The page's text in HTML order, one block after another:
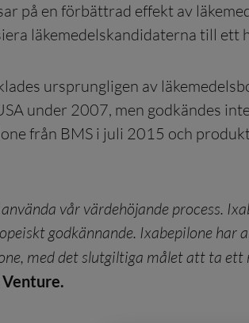
på en förbättrad effekt av
läkemedelskandidaterna till ett
ursprungligen av
under 2007, men godkändes
från BMS i juli 2015 och
vår värdehöjande process.
godkännande. Ixabepilone
med det slutgiltiga målet att ta